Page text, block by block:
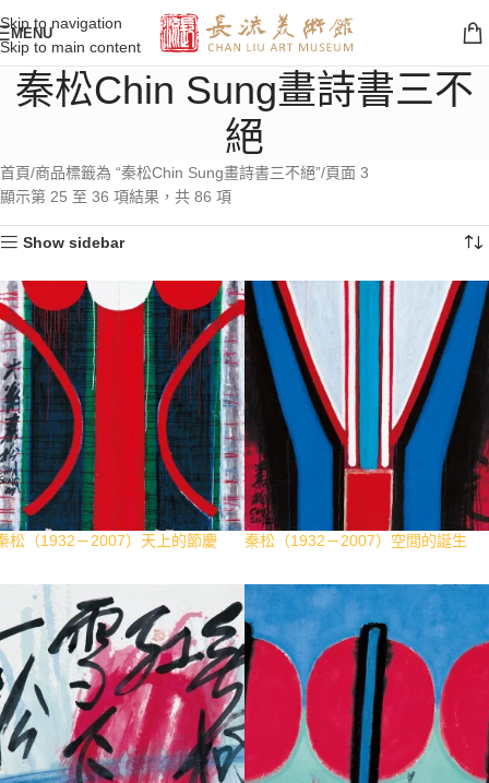
Skip to navigation
Skip to main content
MENU
秦松Chin Sung畫詩書三不
絕
首頁 商品標籤為 “秦松Chin Sung畫詩書三不絕” 頁面 3
顯示第 25 至 36 項結果，共 86 項
Show sidebar
松（1932－2007）天上的節慶 秦松（1932－2007）空間的誕生